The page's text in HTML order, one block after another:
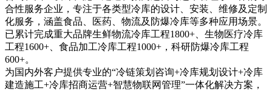
合性服务企业，专注于各类型冷库的设计、安装、维修及定制
化服务，涵盖食品、医药、物流及防爆冷库等多种应用场景。
已累计完成重大品牌生鲜物流冷库工程1800+、生物医疗冷库
工程1600+、食品加工冷库工程1000+，科研防爆冷库工程
600+。
为国内外客户提供专业的“冷链策划咨询+冷库规划设计+冷库
建造施工+冷库招商运营+智慧物联网管理”一体化解决方案，